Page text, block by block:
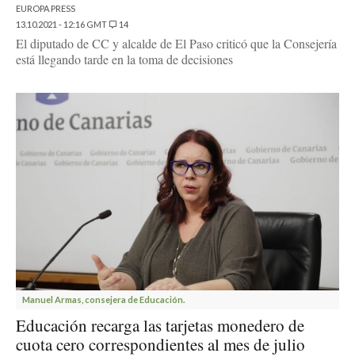
EUROPA PRESS
13.10.2021 - 12:16 GMT
14
El diputado de CC y alcalde de El Paso criticó que la Consejería
está llegando tarde en la toma de decisiones
Manuel Armas, consejera de Educación.
Educación recarga las tarjetas monedero de
cuota cero correspondientes al mes de julio